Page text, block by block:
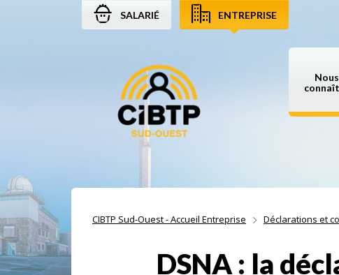
Aller au contenu
Aller à la recherche
Aller à la navigation
SALARIÉ ENTREPRISE
Nous
CIBTP Sud-Ouest - Accueil Entreprise Déclarations et
DSNA : la